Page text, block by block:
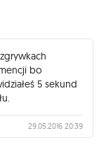
bo
5 sekund
29.05.2016 20:39